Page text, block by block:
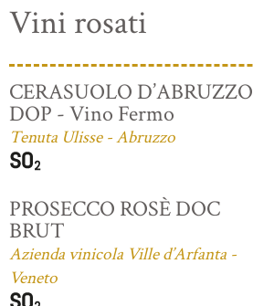
Vini rosati
CERASUOLO D’ABRUZZO
DOP - Vino Fermo
Tenuta Ulisse - Abruzzo
PROSECCO ROSÈ DOC
BRUT
Azienda vinicola Ville d’Arfanta -
Veneto